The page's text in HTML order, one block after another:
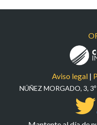
Aviso legal |
NÚÑEZ MORGADO, 3,